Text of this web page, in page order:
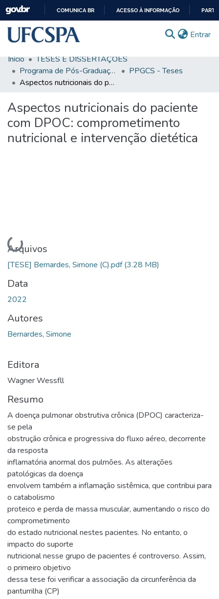
CONTEÚDO
COMUNICA BR ACESSO À INFORMAÇÃO
Entrar
Comunidades & Coleções
Busca Facetada
Estatísticas
Autoarquivamento
Sobre o RI-UFCSPA
Início
TESES E DISSERTAÇÕES
Programa de Pós-Graduação em Ciências da Saúde
PPGCS - Teses
Aspectos nutricionais do paciente com DPOC: comprometimento nutricional e intervenção dietética
Aspectos nutricionais do paciente
com DPOC: comprometimento
nutricional e intervenção dietética
Carregando...
Arquivos
[TESE] Bernardes, Simone (C).pdf(3.28 MB)
Data
2022
Autores
Bernardes, Simone
Editora
Wagner Wessfll
Resumo
A doença pulmonar obstrutiva crônica (DPOC) caracteriza-
se pela
obstrução crônica e progressiva do fluxo aéreo, decorrente
da resposta
inflamatória anormal dos pulmões. As alterações
patológicas da doença
envolvem também a inflamação sistêmica, que contribui para
o catabolismo
proteico e perda de massa muscular, aumentando o risco do
comprometimento
do estado nutricional nestes pacientes. No entanto, o
impacto do suporte
nutricional nesse grupo de pacientes é controverso. Assim,
o primeiro objetivo
dessa tese foi verificar a associação da circunferência da
panturrilha (CP)